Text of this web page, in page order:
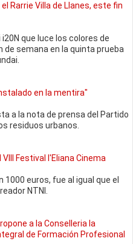
Rarrie Villa de Llanes, este fin
que luce los colores de
de semana en la quinta prueba
en la mentira"
a la nota de prensa del Partido
residuos urbanos.
Festival l'Eliana Cinema
1000 euros, fue al igual que el
NTNI.
a la Conselleria la
de Formación Profesional